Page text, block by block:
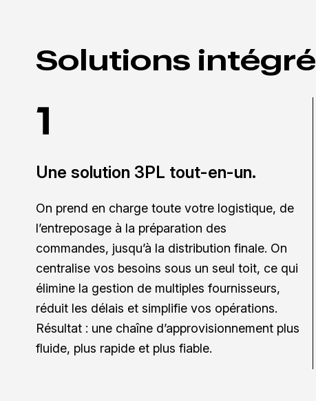
Solutions
Une solution 3PL tout-en-un.
On prend en charge toute votre logistique, de
l’entreposage à la préparation des
commandes, jusqu’à la distribution finale. On
centralise vos besoins sous un seul toit, ce qui
élimine la gestion de multiples fournisseurs,
réduit les délais et simplifie vos opérations.
Résultat : une chaîne d’approvisionnement plus
fluide, plus rapide et plus fiable.